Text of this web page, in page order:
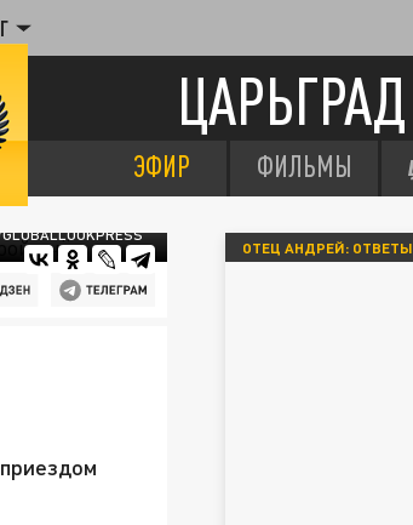
ЦАРЬГРАД
ЭФИР ФИЛЬМЫ
ОТЕЦ АНДРЕЙ: ОТВЕТЫ